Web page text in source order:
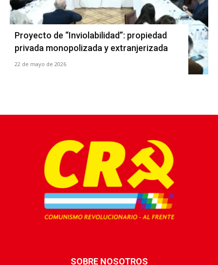
Proyecto de “Inviolabilidad”: propiedad
privada monopolizada y extranjerizada
22 de mayo de 2026
SOBRE NOSOTROS